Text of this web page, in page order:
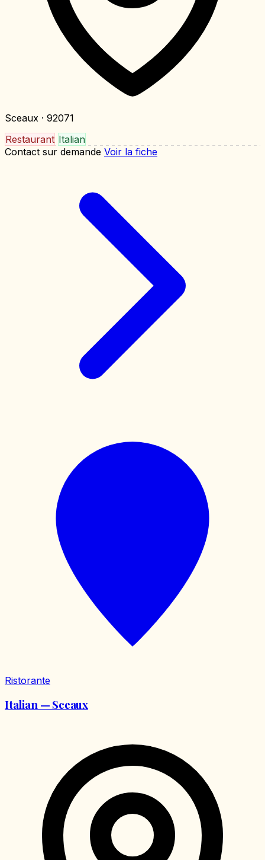
Sceaux · 92071
Restaurant Italian
Contact sur demande Voir la fiche
Ristorante
Italian — Sceaux